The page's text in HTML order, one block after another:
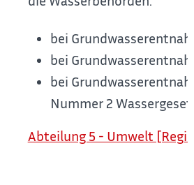
bei
bei
bei
Nummer 2
Abteilung 5 - Umwelt